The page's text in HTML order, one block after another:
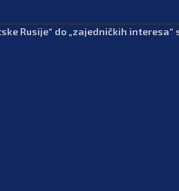
Rusije“ do „zajedničkih